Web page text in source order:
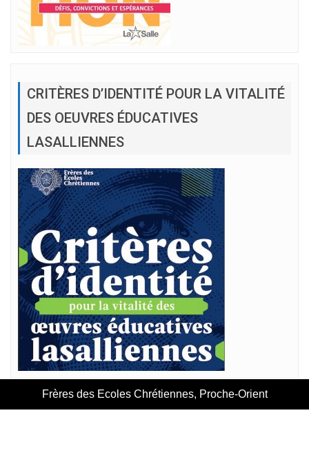
CRITÈRES D’IDENTITÉ POUR LA VITALITÉ
DES OEUVRES ÉDUCATIVES
LASALLIENNES
Frères des Ecoles Chrétiennes, Proche-Orient